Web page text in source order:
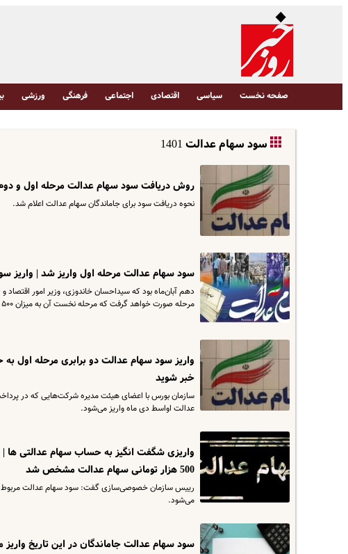
صفحه نخست سیاسی اقتصادی اجتماعی فرهنگی ورزشی
سود سهام عدالت 1401
روش دریافت سود سهام عدالت مرحله اول و
نحوه دریافت سود برای جاماندگان سهام عدالت اعلام شد.
سود سهام عدالت مرحله اول واریز شد |
دهم آبان‌ماه بود که سیداحسان خاندوزی، وزیر امور
مرحله صورت خواهد گرفت که مرحله نخست آن به میزان ۵۰۰ هزار تومان برای هر مشمول بوده و قرار است تا پایان پاییز سال جاری واریز شود.
واریز سود سهام عدالت دو برابری مرحله اول
خبر شوید
سازمان بورس با اعضای هیئت مدیره شرکت‌هایی که در
عدالت اواسط دی ماه واریز می‌شود.
واریزی شگفت انگیز به حساب سهام عدالتی ها
500 هزار تومانی سهام عدالت مشخص شد
می‌شود.
سود سهام عدالت جاماندگان در این تاریخ